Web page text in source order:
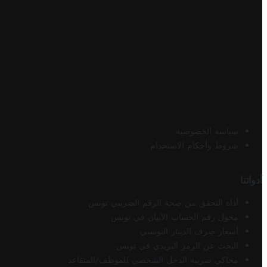
سياسة الخصوصية
شروط وأحكام الاستخدام
أدواتنا
أداة التحقق من صحة الرقم الضريبي تونس
محول رقم الحساب الآيبان في تونس
أسعار صرف الدينار التونسي
البحث عن الرمز البريدي في تونس
محاكي ضريبة الدخل الشخصي للموظف/المتقاعد